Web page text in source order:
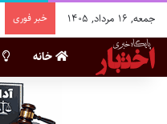
جمعه, ۱۶ مرداد, ۱۴۰۵ خبر فوری
خانه